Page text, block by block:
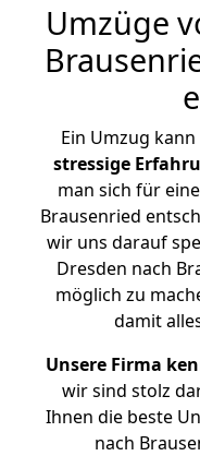
Umzüge
Ein Umzug
stressige
man sich für
Brausenried
wir uns darauf
Dresden nach
möglich zu
damit
Unsere Firma
wir sind stolz
Ihnen die beste
nach